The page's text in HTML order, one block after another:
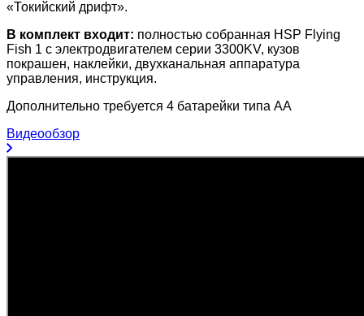
«Токийский дрифт».
В комплект входит: полностью собранная HSP Flying
Fish 1 с электродвигателем серии 3300KV, кузов
покрашен, наклейки, двухканальная аппаратура
управления, инструкция.
Дополнительно требуется 4 батарейки типа AA
Видеообзор